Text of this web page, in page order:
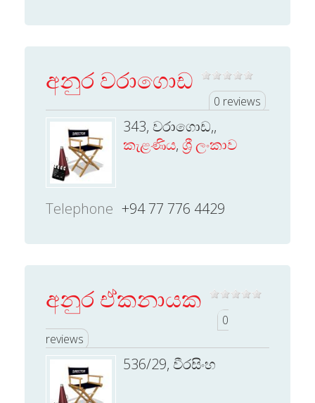
අනුර වරාගොඩ
0 reviews
343, වරාගොඩ,,
කැළණිය, ශ්‍රී ලංකාව
Telephone +94 77 776 4429
අනුර ඒකනායක
0
reviews
536/29, වීරසිංහ